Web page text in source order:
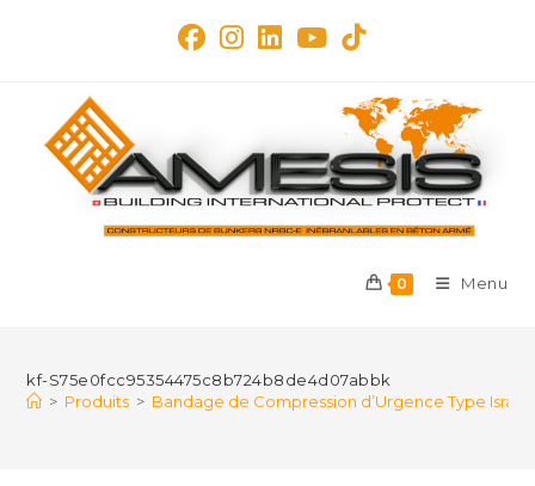
0 Menu
kf-S75e0fcc95354475c8b724b8de4d07abbk
> Produits > Bandage de Compression d’Urgence Type